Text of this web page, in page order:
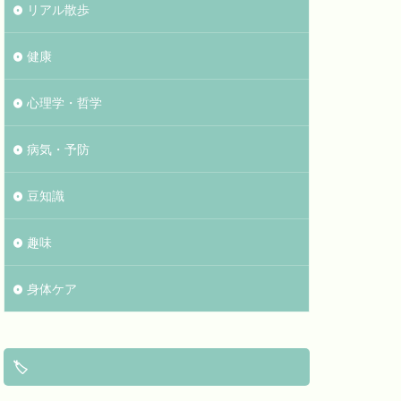
リアル散歩
健康
心理学・哲学
病気・予防
豆知識
趣味
身体ケア
🏷